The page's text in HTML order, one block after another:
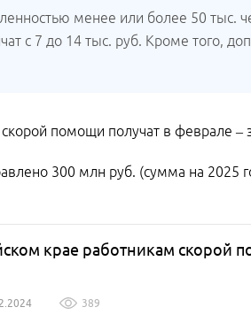
менее или более 50
с 7 до 14 тыс. руб. Кроме того,
помощи получат в феврале –
300 млн руб. (сумма на 2025
крае работникам скорой
389